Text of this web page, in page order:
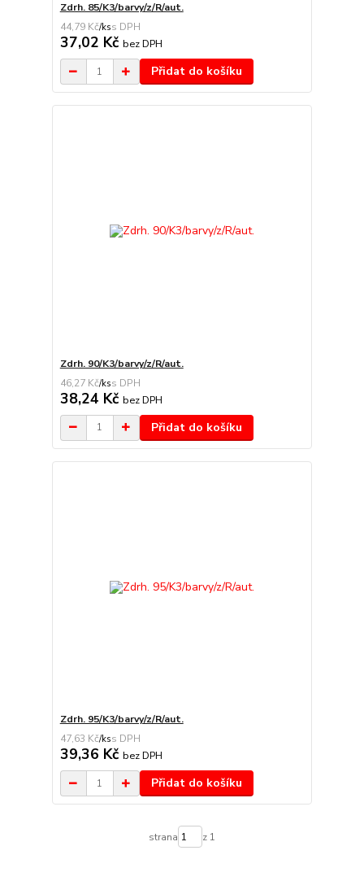
Zdrh. 85/K3/barvy/z/R/aut.
44,79 Kč/ks
37,02 Kč bez DPH
Přidat do košíku
Zdrh. 90/K3/barvy/z/R/aut.
46,27 Kč/ks
38,24 Kč bez DPH
Přidat do košíku
Zdrh. 95/K3/barvy/z/R/aut.
47,63 Kč/ks
39,36 Kč bez DPH
Přidat do košíku
strana z 1